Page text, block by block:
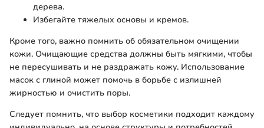
дерева.
Избегайте тяжелых основы и кремов.
Кроме того, важно помнить об обязательном очищении
кожи. Очищающие средства должны быть мягкими, чтобы
не пересушивать и не раздражать кожу. Использование
масок с глиной может помочь в борьбе с излишней
жирностью и очистить поры.
Следует помнить, что выбор косметики подходит каждому